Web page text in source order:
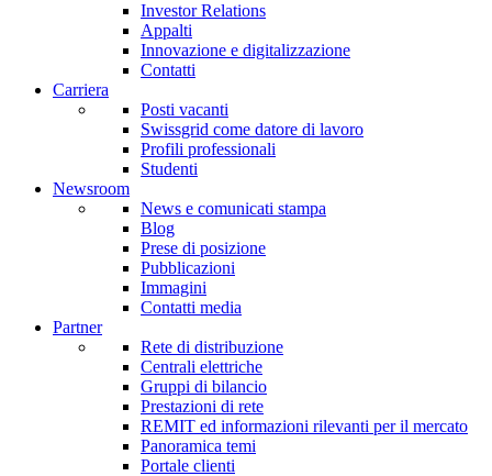
Investor Relations
Appalti
Innovazione e digitalizzazione
Contatti
Carriera
Posti vacanti
Swissgrid come datore di lavoro
Profili professionali
Studenti
Newsroom
News e comunicati stampa
Blog
Prese di posizione
Pubblicazioni
Immagini
Contatti media
Partner
Rete di distribuzione
Centrali elettriche
Gruppi di bilancio
Prestazioni di rete
REMIT ed informazioni rilevanti per il mercato
Panoramica temi
Portale clienti